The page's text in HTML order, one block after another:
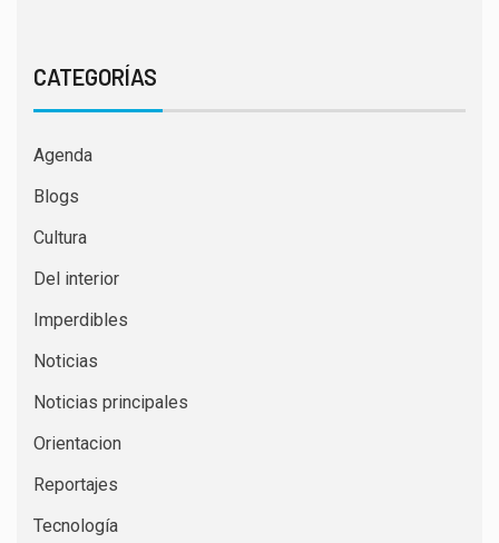
CATEGORÍAS
Agenda
Blogs
Cultura
Del interior
Imperdibles
Noticias
Noticias principales
Orientacion
Reportajes
Tecnología